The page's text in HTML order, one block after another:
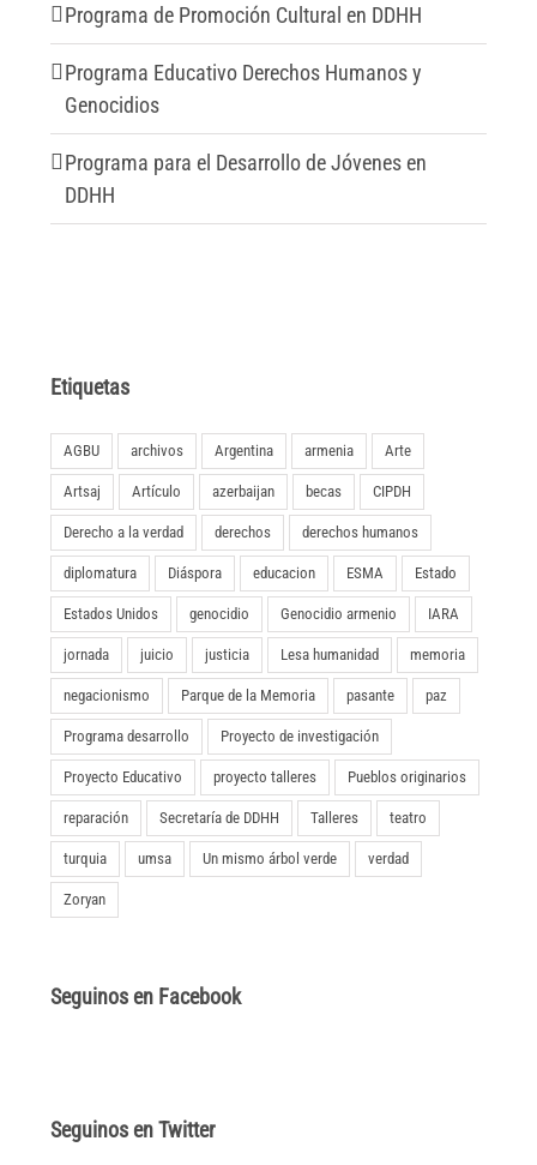
Programa de Promoción Cultural en DDHH
Programa Educativo Derechos Humanos y
Genocidios
Programa para el Desarrollo de Jóvenes en
DDHH
Etiquetas
AGBU archivos Argentina armenia Arte
Artsaj Artículo azerbaijan becas CIPDH
Derecho a la verdad derechos derechos humanos
diplomatura Diáspora educacion ESMA Estado
Estados Unidos genocidio Genocidio armenio IARA
jornada juicio justicia Lesa humanidad memoria
negacionismo Parque de la Memoria pasante paz
Programa desarrollo Proyecto de investigación
Proyecto Educativo proyecto talleres Pueblos originarios
reparación Secretaría de DDHH Talleres teatro
turquia umsa Un mismo árbol verde verdad
Zoryan
Seguinos en Facebook
Seguinos en Twitter